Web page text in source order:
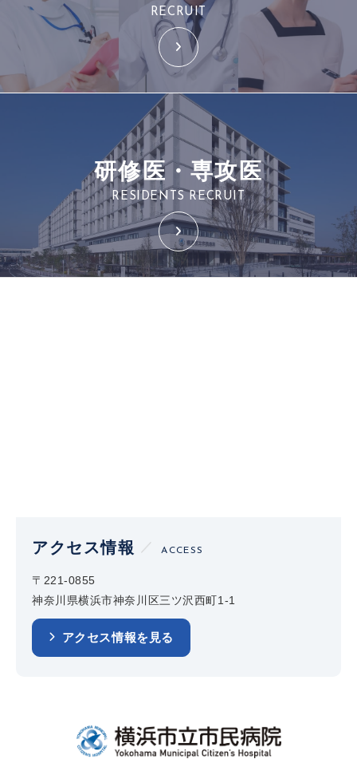
RECRUIT
研修医・専攻医
RESIDENTS RECRUIT
アクセス情報 ACCESS
〒221-0855
神奈川県横浜市神奈川区三ツ沢西町1-1
アクセス情報を見る